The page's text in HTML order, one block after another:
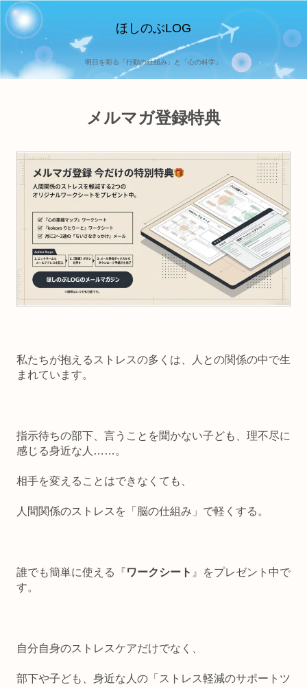
ほしのぶLOG
明日を彩る「行動の仕組み」と「心の科学」
メルマガ登録特典
私たちが抱えるストレスの多くは、人との関係の中で生
まれています。
指示待ちの部下、言うことを聞かない子ども、理不尽に
感じる身近な人……。
相手を変えることはできなくても、
人間関係のストレスを「脳の仕組み」で軽くする。
誰でも簡単に使える『ワークシート 』をプレゼント中で
す。
自分自身のストレスケアだけでなく、
部下や子ども、身近な人の「ストレス軽減のサポートツ